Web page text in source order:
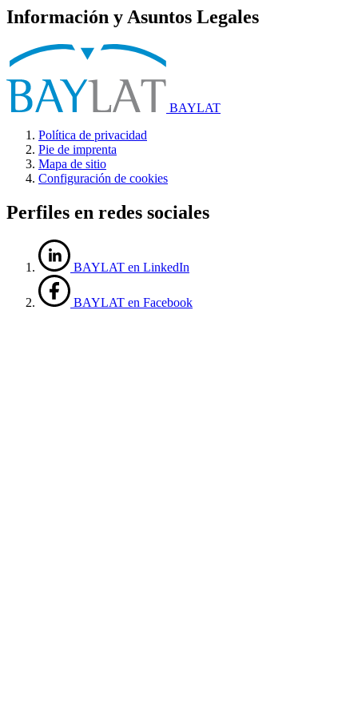
Información y Asuntos Legales
BAYLAT
Política de privacidad
Pie de imprenta
Mapa de sitio
Configuración de cookies
Perfiles en redes sociales
BAYLAT en LinkedIn
BAYLAT en Facebook